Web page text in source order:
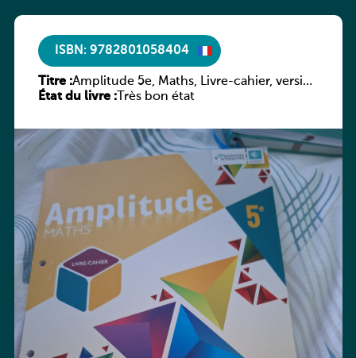
ISBN: 9782801058404
Titre :Amplitude 5e, Maths, Livre-cahier, version
luxembourgeoise
État du livre :Très bon état